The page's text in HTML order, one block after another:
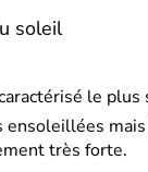
soleil
le
ensoleillées
très forte.